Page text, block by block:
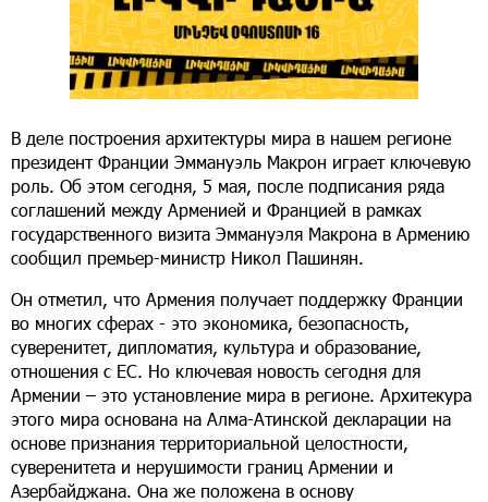
В деле построения архитектуры мира в нашем регионе
президент Франции Эммануэль Макрон играет ключевую
роль. Об этом сегодня, 5 мая, после подписания ряда
соглашений между Арменией и Францией в рамках
государственного визита Эммануэля Макрона в Армению
сообщил премьер-министр Никол Пашинян.
Он отметил, что Армения получает поддержку Франции
во многих сферах - это экономика, безопасность,
суверенитет, дипломатия, культура и образование,
отношения с ЕС. Но ключевая новость сегодня для
Армении – это установление мира в регионе. Архитекура
этого мира основана на Алма-Атинской декларации на
основе признания территориальной целостности,
суверенитета и нерушимости границ Армении и
Азербайджана. Она же положена в основу